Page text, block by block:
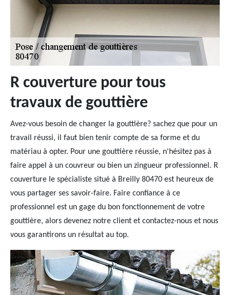
R couverture pour tous
travaux de gouttière
Avez-vous besoin de changer la gouttière? sachez que pour un
travail réussi, il faut bien tenir compte de sa forme et du
matériau à opter. Pour une gouttière réussie, n'hésitez pas à
faire appel à un couvreur ou bien un zingueur professionnel. R
couverture le spécialiste situé à Breilly 80470 est heureux de
vous partager ses savoir-faire. Faire confiance à ce
professionnel est un gage du bon fonctionnement de votre
gouttière, alors devenez notre client et contactez-nous et nous
vous garantirons un résultat au top.